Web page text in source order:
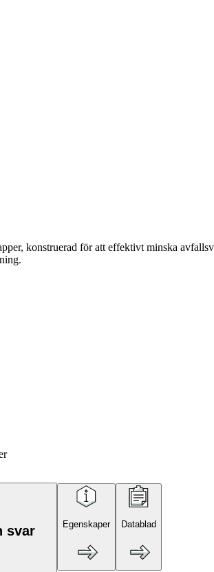
konstruerad för att effektivt minska
svar
Egenskaper Datablad